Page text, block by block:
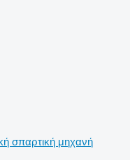
σπαρτική μηχανή